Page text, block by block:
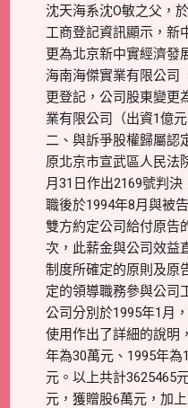
沈天海系沈O敏之父，
工商登記資訊顯示，新
更為北京新中實經濟發
海南海傑實業有限公司
更登記，公司股東變更
業有限公司（出資1億元
二、與訴爭股權歸屬認
原北京市宣武區人民法
月31日作出2169號判
職後於1994年8月與被
雙方約定公司給付原告
次，此薪金與公司效益
制度所確定的原則及原
定的領導職務參與公司
公司分別於1995年1月
使用作出了詳細的說明
年為30萬元、1995年為
元。以上共計3625465
元，獲贈股6萬元，加